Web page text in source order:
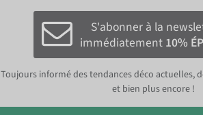
S'abonner à la
immédiatement 10%
Toujours informé des tendances déco actuelles,
et bien plus encore !